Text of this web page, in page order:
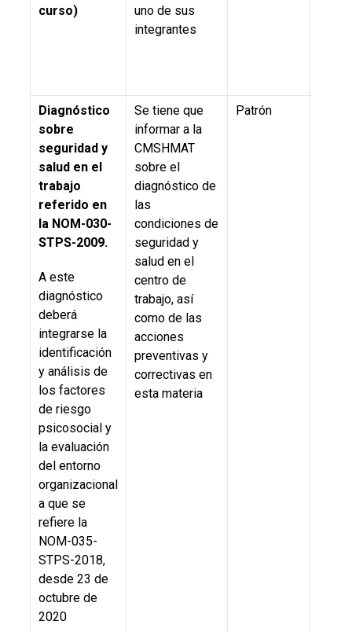
curso)
uno de sus
integrantes
Diagnóstico
sobre
seguridad y
salud en el
trabajo
referido en
la NOM-030-
STPS-2009.
A este
diagnóstico
deberá
integrarse la
identificación
y análisis de
los factores
de riesgo
psicosocial y
la evaluación
del entorno
organizacional
a que se
refiere la
NOM-035-
STPS-2018,
desde 23 de
octubre de
2020
Se tiene que
informar a la
CMSHMAT
sobre el
diagnóstico de
las
condiciones de
seguridad y
salud en el
centro de
trabajo, así
como de las
acciones
preventivas y
correctivas en
esta materia
Patrón